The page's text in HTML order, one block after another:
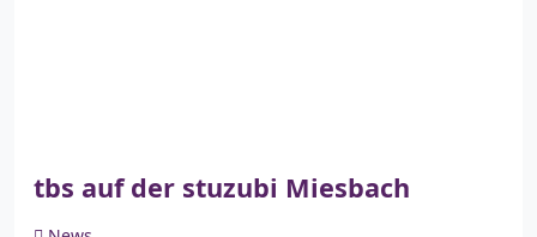
tbs auf der stuzubi Miesbach